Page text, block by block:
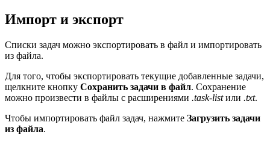
Импорт и экспорт
Списки задач можно экспортировать в файл и импортировать
из файла.
Для того, чтобы экспортировать текущие добавленные задачи,
щелкните кнопку Сохранить задачи в файл. Сохранение
можно произвести в файлы с расширениями .task-listили .txt.
Чтобы импортировать файл задач, нажмите Загрузить задачи
из файла.